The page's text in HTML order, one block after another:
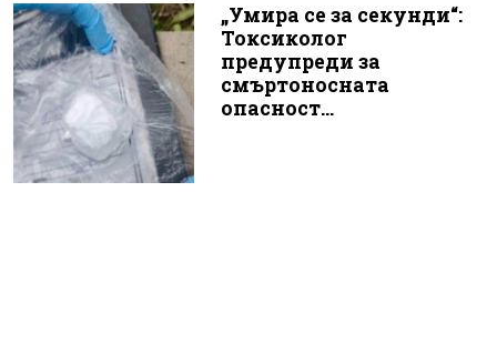
„Умира се за секунди“:
Токсиколог
предупреди за
смъртоносната
опасност...